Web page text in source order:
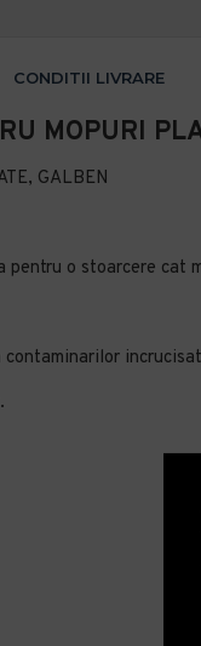
CONDITII LIVRARE
MOPURI
GALBEN
pentru o stoarcere cat